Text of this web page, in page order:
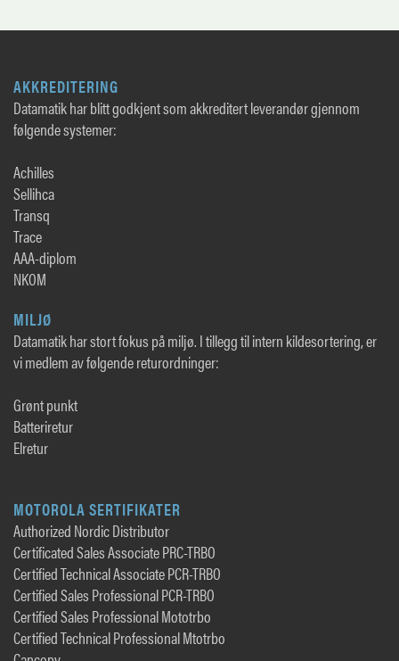
AKKREDITERING
Datamatik har blitt godkjent som akkreditert leverandør gjennom
følgende systemer:
Achilles
Sellihca
Transq
Trace
AAA-diplom
NKOM
MILJØ
Datamatik har stort fokus på miljø. I tillegg til intern kildesortering, er
vi medlem av følgende returordninger:
Grønt punkt
Batteriretur
Elretur
MOTOROLA SERTIFIKATER
Authorized Nordic Distributor
Certificated Sales Associate PRC-TRBO
Certified Technical Associate PCR-TRBO
Certified Sales Professional PCR-TRBO
Certified Sales Professional Mototrbo
Certified Technical Professional Mtotrbo